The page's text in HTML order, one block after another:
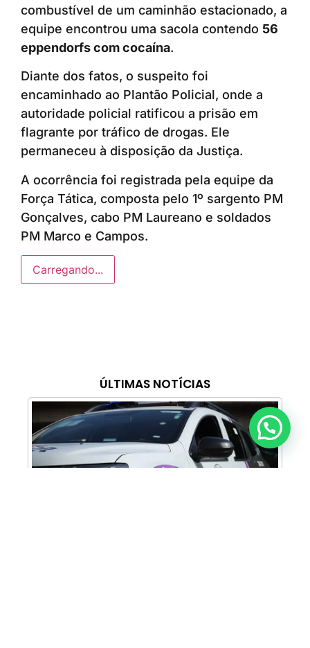
ÚLTIMAS NOTÍCIAS
combustível de um caminhão estacionado, a
equipe encontrou uma sacola contendo 56
eppendorfs com cocaína.
Diante dos fatos, o suspeito foi
encaminhado ao Plantão Policial, onde a
autoridade policial ratificou a prisão em
flagrante por tráfico de drogas. Ele
permaneceu à disposição da Justiça.
A ocorrência foi registrada pela equipe da
Força Tática, composta pelo 1º sargento PM
Gonçalves, cabo PM Laureano e soldados
PM Marco e Campos.
Carregando...
Anunciar ou recomendar matéria